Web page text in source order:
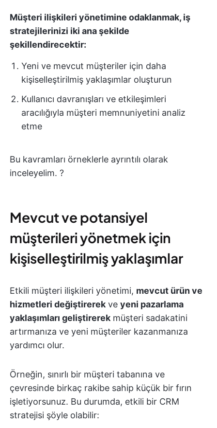
Müşteri ilişkileri yönetimine odaklanmak, iş
stratejilerinizi iki ana şekilde
şekillendirecektir:
Yeni ve mevcut müşteriler için daha
kişiselleştirilmiş yaklaşımlar oluşturun
Kullanıcı davranışları ve etkileşimleri
aracılığıyla müşteri memnuniyetini analiz
etme
Bu kavramları örneklerle ayrıntılı olarak
inceleyelim. ?
Mevcut ve potansiyel
müşterileri yönetmek için
kişiselleştirilmiş yaklaşımlar
Etkili müşteri ilişkileri yönetimi, mevcut ürün ve
hizmetleri değiştirerek ve yeni pazarlama
yaklaşımları geliştirerek müşteri sadakatini
artırmanıza ve yeni müşteriler kazanmanıza
yardımcı olur.
Örneğin, sınırlı bir müşteri tabanına ve
çevresinde birkaç rakibe sahip küçük bir fırın
işletiyorsunuz. Bu durumda, etkili bir CRM
stratejisi şöyle olabilir: